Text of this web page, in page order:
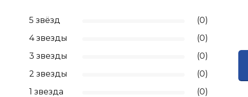
5 звёзд
(0)
4 звезды
(0)
3 звезды
(0)
2 звезды
(0)
1 звезда
(0)